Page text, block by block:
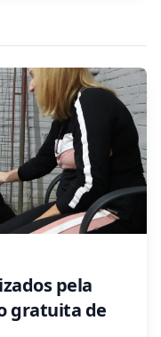
pela
gratuita de